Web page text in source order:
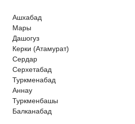
Ашхабад
Мары
Дашогуз
Керки (Атамурат)
Сердар
Серхетабад
Туркменабад
Аннау
Туркменбашы
Балканабад